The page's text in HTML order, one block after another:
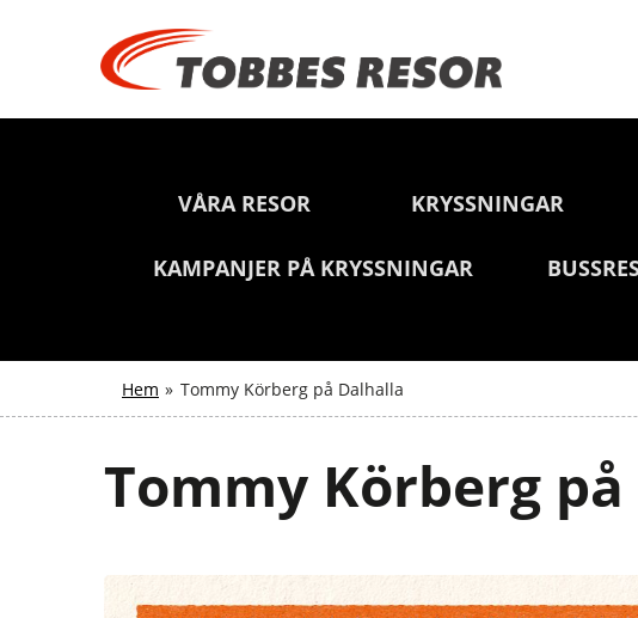
VÅRA RESOR KRYSSNINGAR
KAMPANJER PÅ KRYSSNINGAR
Hem » Tommy Körberg på Dalhalla
Tommy Körberg